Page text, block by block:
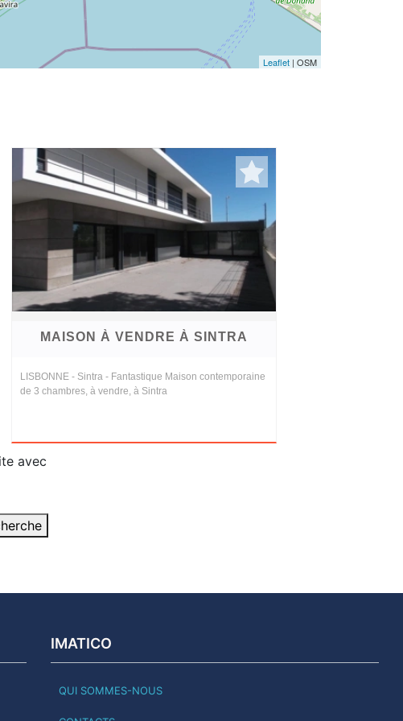
Leaflet | OSM
MAISON À VENDRE À SINTRA
LISBONNE - Sintra - Fantastique Maison contemporaine
de 3 chambres, à vendre, à Sintra
avec
IMATICO
QUI SOMMES-NOUS